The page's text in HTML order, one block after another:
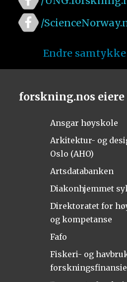
/
Endre samtykke
forskning.nos eiere
Ansgar høyskole
Arkitektur- og
Oslo (AHO)
Artsdatabanken
Diakonhjemmet
Direktoratet for
og kompetanse
Fafo
Fiskeri- og